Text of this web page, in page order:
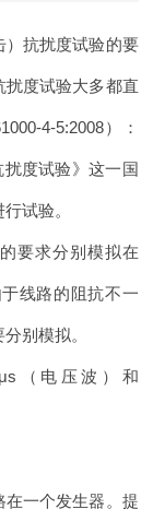
）抗扰度试验的要
扰度试验大多都直
4-5:2008）：
扰度试验》这一国
试验。
要求分别模拟在
线路的阻抗不一
别模拟。
（电压波）和
在一个发生器。提